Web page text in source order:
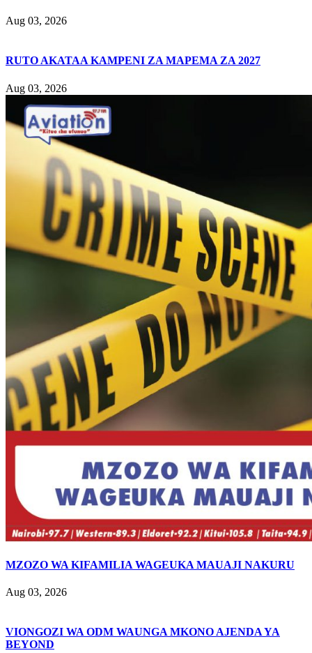
Aug 03, 2026
RUTO AKATAA KAMPENI ZA MAPEMA ZA 2027
Aug 03, 2026
MZOZO WA KIFAMILIA WAGEUKA MAUAJI NAKURU
Aug 03, 2026
VIONGOZI WA ODM WAUNGA MKONO AJENDA YA
BEYOND